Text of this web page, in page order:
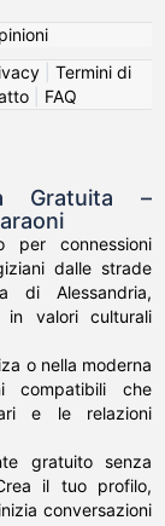
| Termini di
| FAQ
Gratuita –
per connessioni
dalle strade
di Alessandria,
in valori culturali
o nella moderna
compatibili che
e le relazioni
gratuito senza
il tuo profilo,
conversazioni